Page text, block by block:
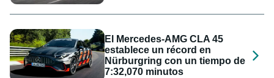
El Mercedes-AMG CLA 45
establece un récord en
Nürburgring con un tiempo de
7:32,070 minutos